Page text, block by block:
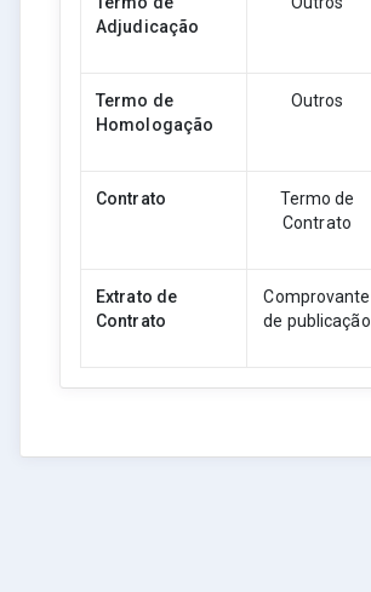
Adjudicação
Termo de
Homologação
Outros
Contrato
Termo de
Contrato
Extrato de
Contrato
Comprovante
de publicação